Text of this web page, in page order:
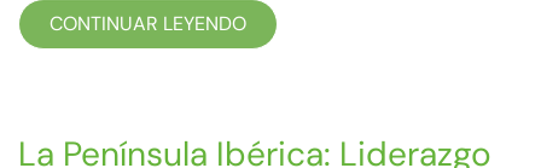
CONTINUAR LEYENDO
La Península Ibérica: Liderazgo